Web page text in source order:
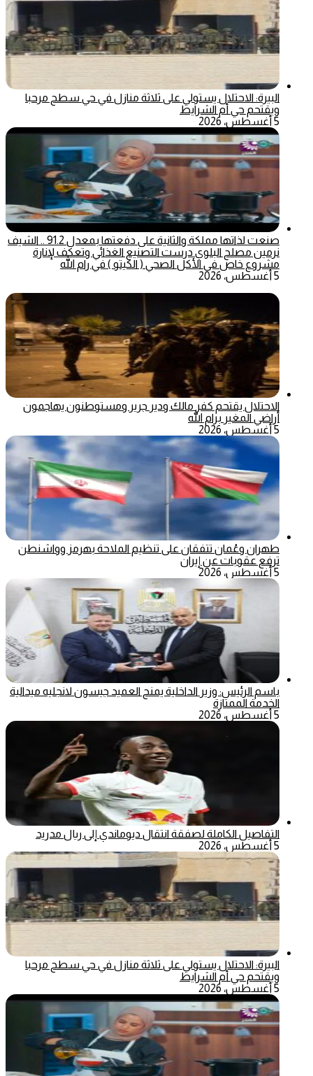
البيرة: الاحتلال يستولي على ثلاثة منازل في حي سطح مرحبا
ويقتحم حي أم الشرايط
5 أغسطس، 2026
صنعت لذاتها مملكة والثانية على دفعتها بمعدل 91.2 .. الشيف
نرمين مصلح البلوي درست التصنيع الغذائي وتعكف لإنارة
مشروع خاص في الأكل الصحي ( الكيتو ) في رام الله
5 أغسطس، 2026
الاحتلال يقتحم كفر مالك ودير جرير ومستوطنون يهاجمون
أراضي المغير برام الله
5 أغسطس، 2026
طهران وعُمان تتفقان على تنظيم الملاحة بهرمز وواشنطن
ترفع عقوبات عن إيران
5 أغسطس، 2026
باسم الرئيس: وزير الداخلية يمنح العميد جيسون لانجليه ميدالية
الخدمة الممتازة
5 أغسطس، 2026
التفاصيل الكاملة لصفقة انتقال ديوماندي إلى ريال مدريد
5 أغسطس، 2026
البيرة: الاحتلال يستولي على ثلاثة منازل في حي سطح مرحبا
ويقتحم حي أم الشرايط
5 أغسطس، 2026